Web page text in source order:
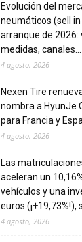
Evolución del
neumáticos (sell in
arranque de 2026:
medidas,
4 agosto, 2026
Nexen Tire
nombra a HyunJe
para Francia y
4 agosto, 2026
Las
aceleran un
vehículos y una
euros (¡+19,73%!),
4 agosto, 2026